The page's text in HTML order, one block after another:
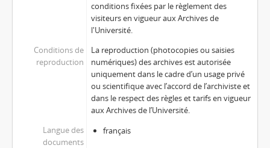
conditions fixées par le règlement des
visiteurs en vigueur aux Archives de
l'Université.
Conditions de
reproduction
La reproduction (photocopies ou saisies
numériques) des archives est autorisée
uniquement dans le cadre d’un usage privé
ou scientifique avec l’accord de l’archiviste et
dans le respect des règles et tarifs en vigueur
aux Archives de l’Université.
Langue des
documents
français